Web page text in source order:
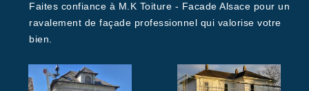
Faites confiance à M.K Toiture - Facade Alsace pour un
ravalement de façade professionnel qui valorise votre
bien.